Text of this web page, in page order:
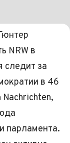
NRW в
следит за
в 46
парламента.